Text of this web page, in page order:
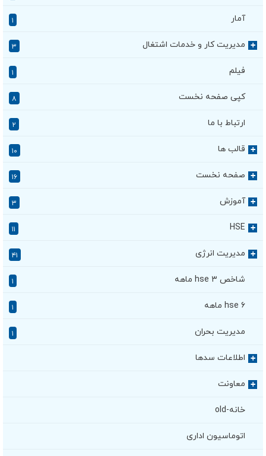
آمار
+ مدیریت کار و خدمات اشتغال ۳
فیلم
کپی صفحه نخست ۸
ارتباط با ما ۲
+ قالب ها ۱۰
+ صفحه نخست ۱۶
+ آموزش ۳
+
HSE
+ مدیریت انرژی ۴۱
شاخص hse ۳ ماهه
hse ۶ ماهه
مدیریت بحران
+ اطلاعات سدها
+ معاونت
خانه-old
اتوماسیون اداری